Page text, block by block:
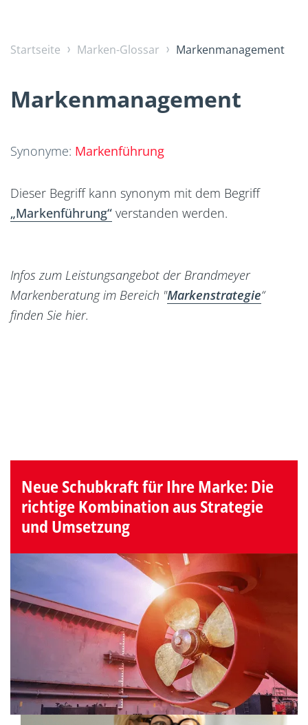
Startseite Marken-Glossar Markenmanagement
Markenmanagement
Synonyme: Markenführung
Dieser Begriff kann synonym mit dem Begriff
„Markenführung“ verstanden werden.
Infos zum Leistungsangebot der Brandmeyer
Markenberatung im Bereich "Markenstrategie“
finden Sie hier.
Neue Schubkraft für Ihre Marke: Die
richtige Kombination aus Strategie
und Umsetzung